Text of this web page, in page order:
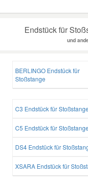
Endstück für
und
BERLINGO Endstück für
Stoßstange
C3 Endstück für Stoßstange
C5 Endstück für Stoßstange
DS4 Endstück für
XSARA Endstück für